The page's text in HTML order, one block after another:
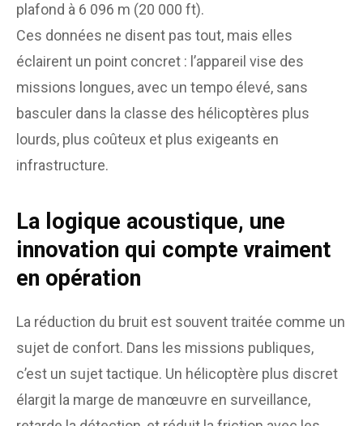
plafond à 6 096 m (20 000 ft).
Ces données ne disent pas tout, mais elles
éclairent un point concret : l’appareil vise des
missions longues, avec un tempo élevé, sans
basculer dans la classe des hélicoptères plus
lourds, plus coûteux et plus exigeants en
infrastructure.
La logique acoustique, une
innovation qui compte vraiment
en opération
La réduction du bruit est souvent traitée comme un
sujet de confort. Dans les missions publiques,
c’est un sujet tactique. Un hélicoptère plus discret
élargit la marge de manœuvre en surveillance,